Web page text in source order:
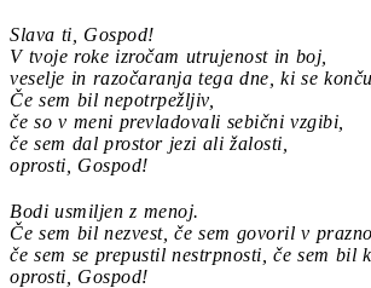
Slava ti, Gospod!
V tvoje roke izročam utrujenost in boj,
veselje in razočaranja tega dne, ki se
Če sem bil nepotrpežljiv,
če so v meni prevladovali sebični vzgibi,
če sem dal prostor jezi ali žalosti,
oprosti, Gospod!
Bodi usmiljen z menoj.
Če sem bil nezvest, če sem govoril v prazno,
če sem se prepustil nestrpnosti, če sem bil
oprosti, Gospod!